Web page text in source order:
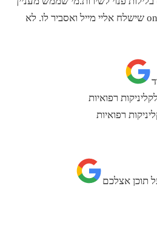
אותו מה היה לקוי אצל on hold שישלח אליי מייל ואסביר לו. לא
רפואיות
תוכן אצלכם